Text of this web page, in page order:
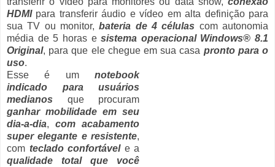
HDMIpara transferir áudio e vídeo em alta definição para
sua TV ou monitor,bateria de 4 células com autonomia
média de 5 horas esistema operacional Windows® 8.1
Original, para que ele chegue em sua casa pronto para o
uso.
Esse é um notebook
indicado para usuários
medianos que procuram
ganhar mobilidade em seu
dia-a-dia, com acabamento
super elegante e resistente,
com teclado confortávele a
qualidade total que você